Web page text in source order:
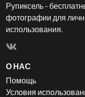
Рупиксель -
фотографии для
использования.
О НАС
Помощь
Условия